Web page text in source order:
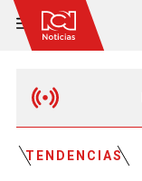
TENDENCIAS